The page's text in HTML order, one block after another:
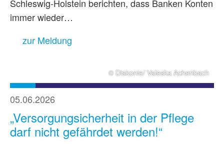
Schleswig-Holstein berichten, dass Banken Konten
immer wieder…
zur Meldung
© Diakonie/ Valeska Achenbach
05.06.2026
„Versorgungsicherheit in der Pflege
darf nicht gefährdet werden!“